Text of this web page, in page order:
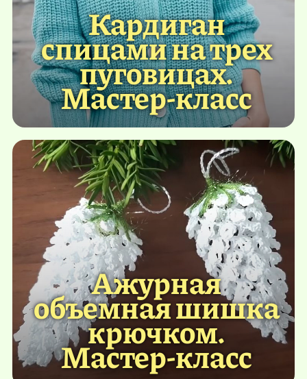
Кардиган
спицами на трех
пуговицах.
Мастер-класс
Ажурная
объемная шишка
крючком.
Мастер-класс